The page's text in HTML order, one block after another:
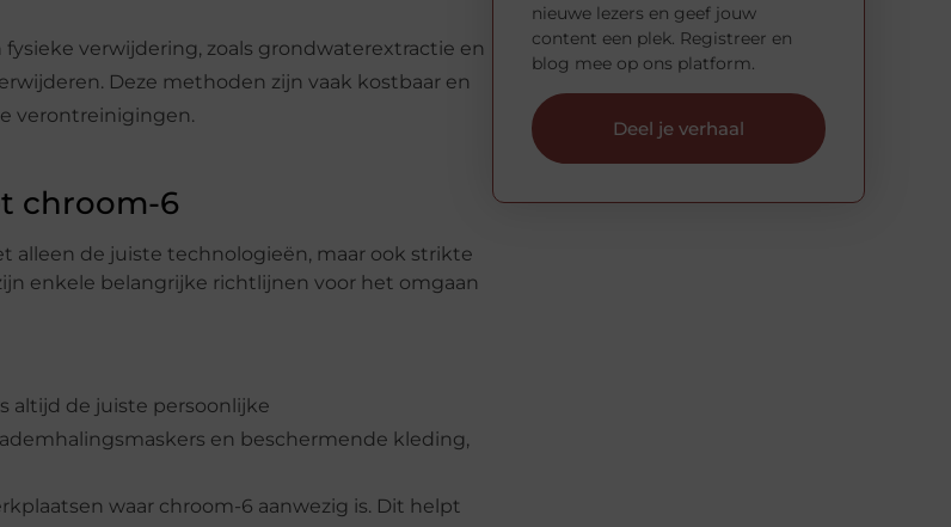
verwijdering, zoals grondwaterextractie en
Deze methoden zijn vaak kostbaar en
verontreinigingen.
chroom-6
alleen de juiste technologieën, maar ook strikte
enkele belangrijke richtlijnen voor het omgaan
altijd de juiste persoonlijke
en beschermende kleding,
waar chroom-6 aanwezig is. Dit helpt
nieuwe lezers en geef jouw
content een plek. Registreer en
blog mee op ons platform.
Deel je verhaal